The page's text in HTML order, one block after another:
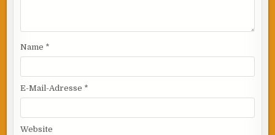
Name *
E-Mail-Adresse *
Website